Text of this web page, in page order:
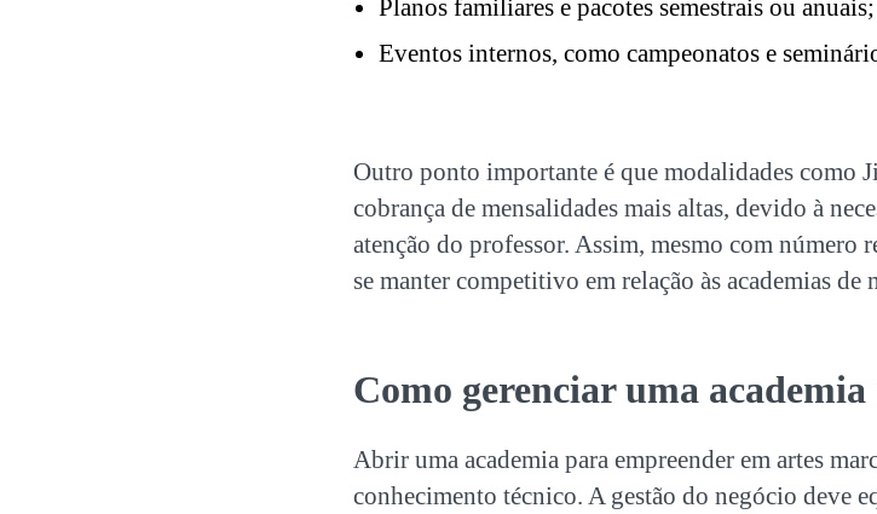
Planos familiares e pacotes semestrais ou anuais;
Eventos internos, como campeonatos e
Outro ponto importante é que modalidades como
cobrança de mensalidades mais altas, devido à
atenção do professor. Assim, mesmo com número
se manter competitivo em relação às academias de
Como gerenciar uma academia
Abrir uma academia para empreender em artes
conhecimento técnico. A gestão do negócio deve